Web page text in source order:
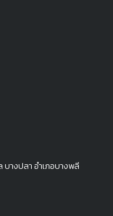
บางปลา อำเภอบางพลี